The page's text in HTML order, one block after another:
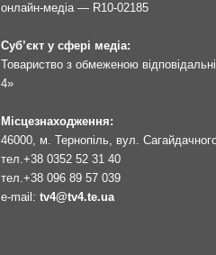
онлайн-медіа — R10-02185
Суб’єкт у сфері медіа:
Товариство з обмеженою
4»
Місцезнаходження:
46000, м. Тернопіль, вул.
тел.+38 0352 52 31 40
тел.+38 096 89 57 039
e-mail: tv4@tv4.te.ua